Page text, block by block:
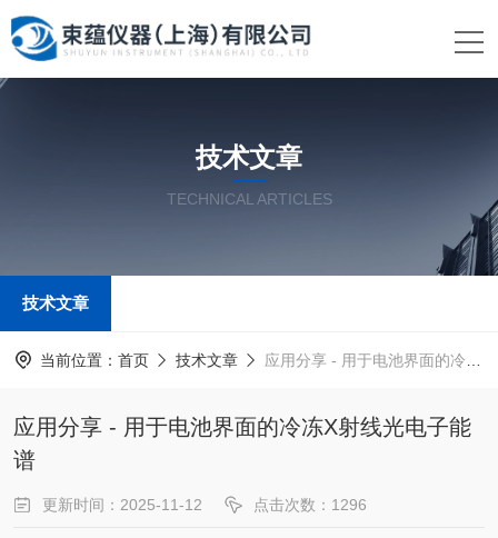
技术文章
TECHNICAL ARTICLES
技术文章
当前位置： 首页 技术文章 应用分享 - 用于电池界面的冷冻X射线光电子能谱
应用分享 - 用于电池界面的冷冻X射线光电子能
谱
更新时间：2025-11-12 点击次数：1296